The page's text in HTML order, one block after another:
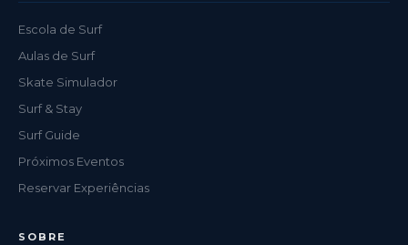
Escola de Surf
Aulas de Surf
Skate Simulador
Surf & Stay
Surf Guide
Próximos Eventos
Reservar Experiências
SOBRE